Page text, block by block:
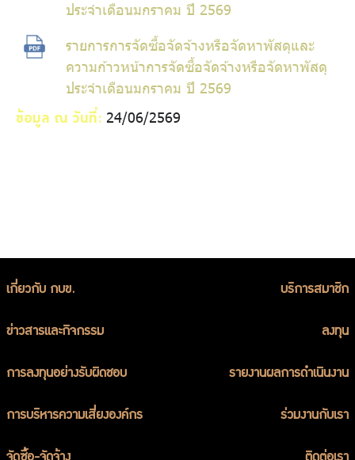
ประจำเดือนมกราคม ปี 2569
รายการการจัดซื้อจัดจ้างหรือจัดหาพัสดุและ
ความก้าวหน้าการจัดซื้อจัดจ้างหรือจัดหาพัสดุ
ประจำเดือนมกราคม ปี 2569
ข้อมูล ณ วันที่: 24/06/2569
เกี่ยวกับ กบข. บริการสมาชิก
ข่าวสารและกิจกรรม ลงทุน
การลงทุนอย่างรับผิดชอบ รายงานผลการดำเนินงาน
การบริหารความเสี่ยงองค์กร ร่วมงานกับเรา